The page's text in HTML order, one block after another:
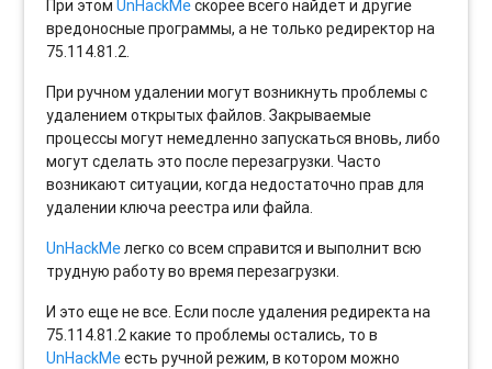
При этомUnHackMeскорее всего найдет и другие
вредоносные программы, а не только редиректор на
75.114.81.2.
При ручном удалении могут возникнуть проблемы с
удалением открытых файлов. Закрываемые
процессы могут немедленно запускаться вновь, либо
могут сделать это после перезагрузки. Часто
возникают ситуации, когда недостаточно прав для
удалении ключа реестра или файла.
UnHackMeлегко со всем справится и выполнит всю
трудную работу во время перезагрузки.
И это еще не все. Если после удаления редиректа на
75.114.81.2 какие то проблемы остались, то в
UnHackMeесть ручной режим, в котором можно